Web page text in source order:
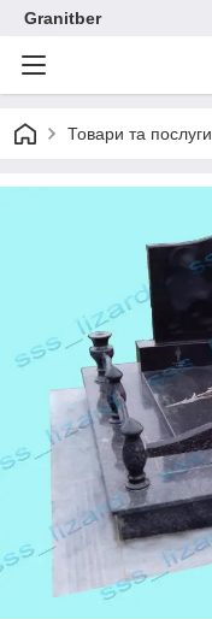
Granitber
Товари та послуги